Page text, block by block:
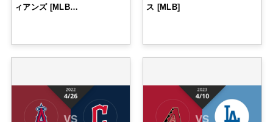
ィアンズ [MLB…
ス [MLB]